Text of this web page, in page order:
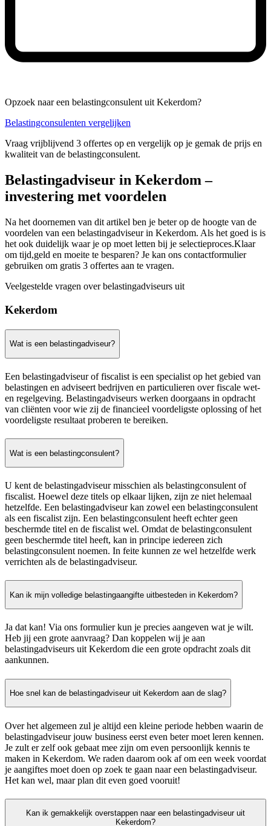
Opzoek naar een belastingconsulent uit Kekerdom?
Belastingconsulenten vergelijken
Vraag vrijblijvend 3 offertes op en vergelijk op je gemak de prijs en
kwaliteit van de belastingconsulent.
Belastingadviseur in Kekerdom –
investering met voordelen
Na het doornemen van dit artikel ben je beter op de hoogte van de
voordelen van een belastingadviseur in Kekerdom. Als het goed is is
het ook duidelijk waar je op moet letten bij je selectieproces.Klaar
om tijd,geld en moeite te besparen? Je kan ons contactformulier
gebruiken om gratis 3 offertes aan te vragen.
Veelgestelde vragen over belastingadviseurs uit
Kekerdom
Wat is een belastingadviseur?
Een belastingadviseur of fiscalist is een specialist op het gebied van
belastingen en adviseert bedrijven en particulieren over fiscale wet-
en regelgeving. Belastingadviseurs werken doorgaans in opdracht
van cliënten voor wie zij de financieel voordeligste oplossing of het
voordeligste resultaat proberen te bereiken.
Wat is een belastingconsulent?
U kent de belastingadviseur misschien als belastingconsulent of
fiscalist. Hoewel deze titels op elkaar lijken, zijn ze niet helemaal
hetzelfde. Een belastingadviseur kan zowel een belastingconsulent
als een fiscalist zijn. Een belastingconsulent heeft echter geen
beschermde titel en de fiscalist wel. Omdat de belastingconsulent
geen beschermde titel heeft, kan in principe iedereen zich
belastingconsulent noemen. In feite kunnen ze wel hetzelfde werk
verrichten als de belastingadviseur.
Kan ik mijn volledige belastingaangifte uitbesteden in Kekerdom?
Ja dat kan! Via ons formulier kun je precies aangeven wat je wilt.
Heb jij een grote aanvraag? Dan koppelen wij je aan
belastingadviseurs uit Kekerdom die een grote opdracht zoals dit
aankunnen.
Hoe snel kan de belastingadviseur uit Kekerdom aan de slag?
Over het algemeen zul je altijd een kleine periode hebben waarin de
belastingadviseur jouw business eerst even beter moet leren kennen.
Je zult er zelf ook gebaat mee zijn om even persoonlijk kennis te
maken in Kekerdom. We raden daarom ook af om een week voordat
je aangiftes moet doen op zoek te gaan naar een belastingadviseur.
Het kan wel, maar plan dit even goed vooruit!
Kan ik gemakkelijk overstappen naar een belastingadviseur uit
Kekerdom?